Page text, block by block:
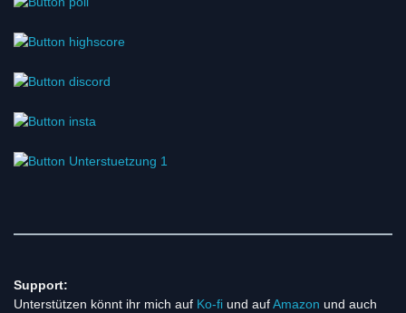
Support:
Unterstützen könnt ihr mich auf Ko-fi und aufAmazon und auch